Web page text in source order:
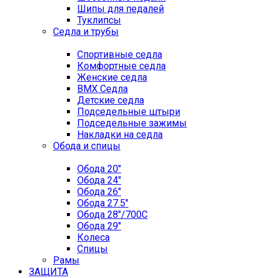
Шипы для педалей
Туклипсы
Седла и трубы
Спортивные седла
Комфортные седла
Женские седла
BMX Седла
Детские седла
Подседельные штыри
Подседельные зажимы
Накладки на седла
Обода и спицы
Обода 20"
Обода 24"
Обода 26"
Обода 27.5"
Обода 28"/700C
Обода 29"
Колеса
Спицы
Рамы
ЗАЩИТА